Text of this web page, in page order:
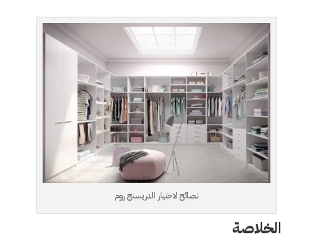
نصائح لاختيار الدريسنج روم
الخلاصة